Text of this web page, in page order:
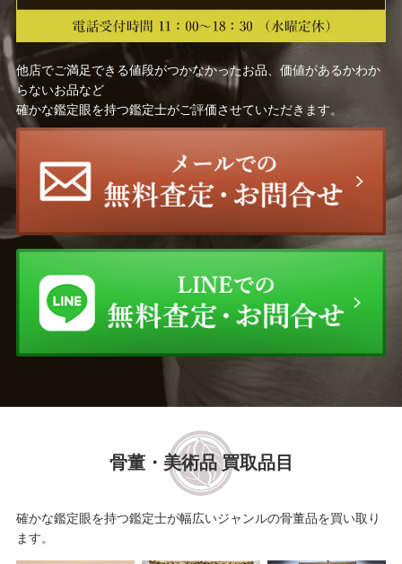
他店でご満足できる値段がつかなかったお品、価値があるかわか
らないお品など
確かな鑑定眼を持つ鑑定士がご評価させていただきます。
骨董・美術品 買取品目
確かな鑑定眼を持つ鑑定士が幅広いジャンルの骨董品を買い取り
ます。